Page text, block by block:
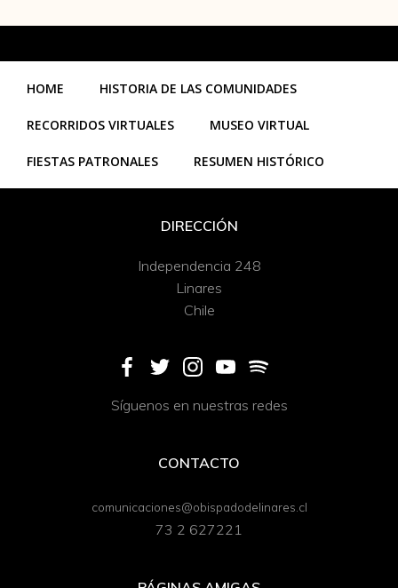
HOME HISTORIA DE LAS COMUNIDADES
RECORRIDOS VIRTUALES MUSEO VIRTUAL
FIESTAS PATRONALES RESUMEN HISTÓRICO
DIRECCIÓN
Independencia 248
Linares
Chile
Síguenos en nuestras redes
CONTACTO
comunicaciones@obispadodelinares.cl
73 2 627221